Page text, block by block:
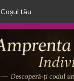
Coșul tău